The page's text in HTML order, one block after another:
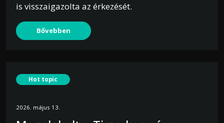
is visszaigazolta az érkezését.
Bővebben
Hot topic
2026. május 13.